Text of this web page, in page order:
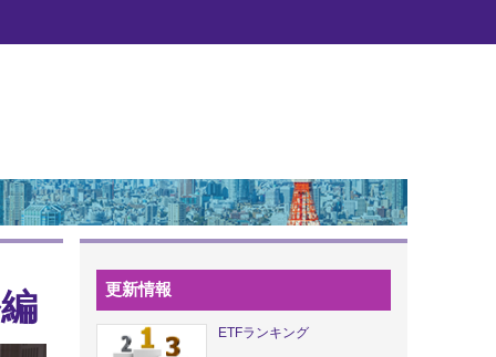
更新情報
ETFランキング